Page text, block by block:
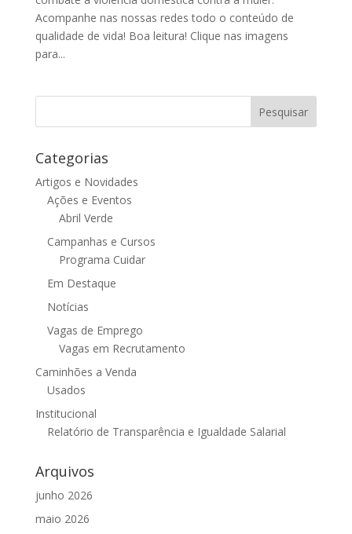
Acompanhe nas nossas redes todo o conteúdo de
qualidade de vida! Boa leitura! Clique nas imagens
para...
Categorias
Artigos e Novidades
Ações e Eventos
Abril Verde
Campanhas e Cursos
Programa Cuidar
Em Destaque
Notícias
Vagas de Emprego
Vagas em Recrutamento
Caminhões a Venda
Usados
Institucional
Relatório de Transparência e Igualdade Salarial
Arquivos
junho 2026
maio 2026